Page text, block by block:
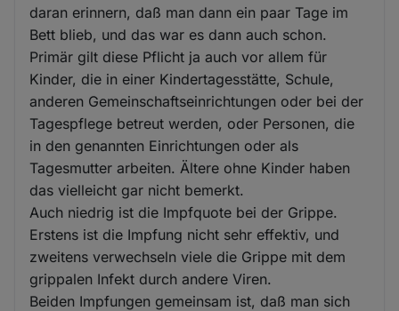
daran erinnern, daß man dann ein paar Tage im
Bett blieb, und das war es dann auch schon.
Primär gilt diese Pflicht ja auch vor allem für
Kinder, die in einer Kindertagesstätte, Schule,
anderen Gemeinschaftseinrichtungen oder bei der
Tagespflege betreut werden, oder Personen, die
in den genannten Einrichtungen oder als
Tagesmutter arbeiten. Ältere ohne Kinder haben
das vielleicht gar nicht bemerkt.
Auch niedrig ist die Impfquote bei der Grippe.
Erstens ist die Impfung nicht sehr effektiv, und
zweitens verwechseln viele die Grippe mit dem
grippalen Infekt durch andere Viren.
Beiden Impfungen gemeinsam ist, daß man sich